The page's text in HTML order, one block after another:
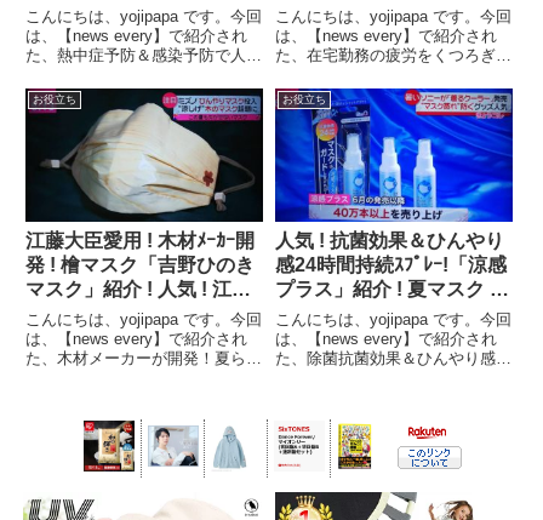
大人気 ! 子ども用日傘
「kukka hippo」【news
every】
こんにちは、yojipapa です。今回
は、【news every】で紹介され
た、熱中症予防＆感染予防で人気
kukka hippo」の内容をお伝えし
ます。番組名news every.藤井貴
彦、陣内貴美子がきょう一...
アグッズ「ｸｲｯｸﾘｾｯﾄｿｯｸｽ･ｽ
ｷﾆｰﾙｰﾑｳｴｱ」【news
every】
こんにちは、yojipapa です。今回
は、【news every】で紹介され
た、在宅勤務の疲労をくつろぎな
「SLIMWALK クイックリセット
ソックス・ スキニールームウエ
ア」の内容をお伝えします。番組
名new...
お役立ち
江藤大臣愛用 ! 木材ﾒｰｶｰ開
発 ! 檜マスク「吉野ひのき
マスク」紹介 ! 人気 ! 江藤
大臣愛用 檜ﾏｽｸ「吉野ひの
きマスク」【news
every】
こんにちは、yojipapa です。今回
は、【news every】で紹介され
た、木材メーカーが開発！夏らし
す。番組名news every.藤井貴
彦、陣内貴美子がきょう一日を分
かりや...
お役立ち
人気 ! 抗菌効果＆ひんやり
感24時間持続ｽﾌﾟﾚｰ!「涼感
プラス」紹介 ! 夏マスク 抗
菌 & ひんやりスプレー
「涼感プラス」【news
every】
こんにちは、yojipapa です。今回
は、【news every】で紹介され
た、除菌抗菌効果＆ひんやり感が
ス」の内容をお伝えします。番組
名news every.藤井貴彦、陣内
貴...